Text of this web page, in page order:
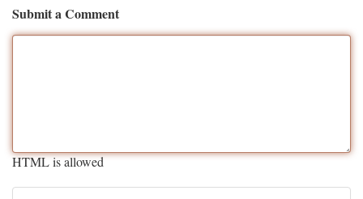
Submit a Comment
HTML is allowed